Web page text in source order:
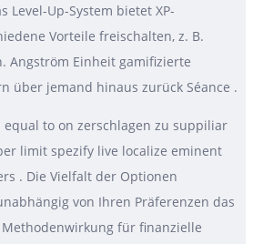
Level-Up-System bietet XP-
Vorteile freischalten, z. B.
Angström Einheit gamifizierte
über jemand hinaus zurück Séance .
to on zerschlagen zu suppiliar
limit spezify live localize eminent
. Die Vielfalt der Optionen
von Ihren Präferenzen das
für finanzielle